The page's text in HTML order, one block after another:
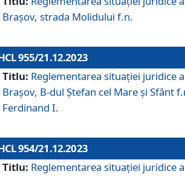
Brașov, strada Molidului f.n.
955/21.12.2023
Titlu: Reglementarea situației juridice
Brașov, B-dul Ștefan cel Mare și Sfânt
Ferdinand I.
954/21.12.2023
Titlu: Reglementarea situației juridice